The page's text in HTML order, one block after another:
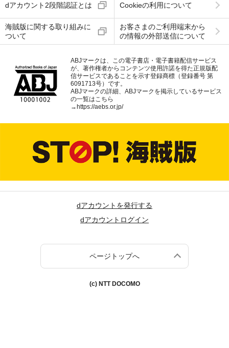
dアカウント2段階認証とは Cookieの利用について
海賊版に関する取り組みに
ついて
お客さまのご利用端末から
の情報の外部送信について
ABJマークは、この電子書店・電子書籍配信サービス
が、著作権者からコンテンツ使用許諾を得た正規版配
信サービスであることを示す登録商標（登録番号 第
6091713号）です。
ABJマークの詳細、ABJマークを掲示しているサービス
の一覧はこちら
→https://aebs.or.jp/
dアカウントを発行する
dアカウントログイン
ページトップへ
(c) NTT DOCOMO